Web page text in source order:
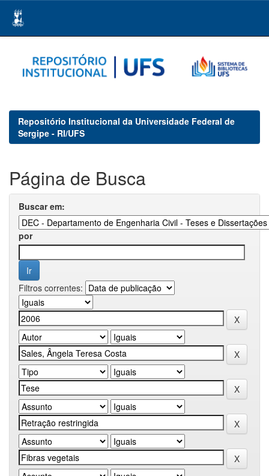
navigation
Repositório Institucional da Universidade Federal de
Sergipe - RI/UFS
Página de Busca
Buscar em:
por
Filtros correntes: